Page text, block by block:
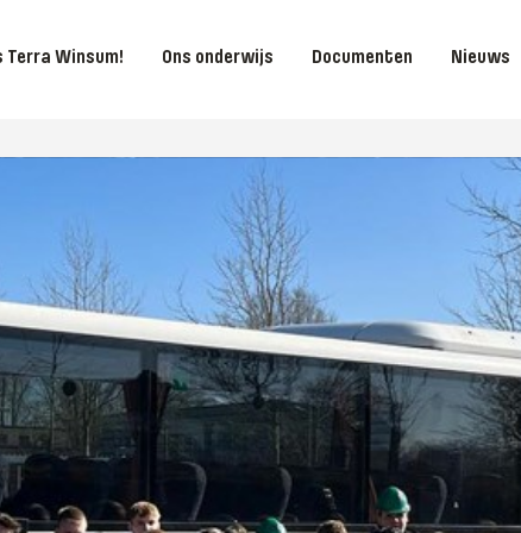
Terra Winsum! Ons onderwijs Documenten Nieuws